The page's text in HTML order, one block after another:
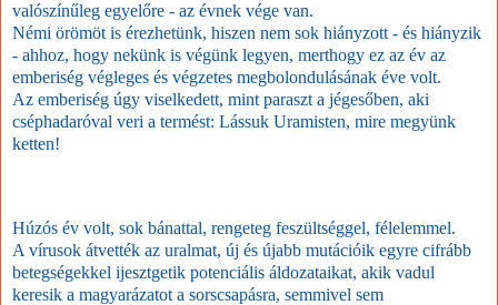
valószínűleg egyelőre - az évnek vége van.
Némi örömöt is érezhetünk, hiszen nem sok hiányzott - és hiányzik
- ahhoz, hogy nekünk is végünk legyen, merthogy ez az év az
emberiség végleges és végzetes megbolondulásának éve volt.
Az emberiség úgy viselkedett, mint paraszt a jégesőben, aki
cséphadaróval veri a termést: Lássuk Uramisten, mire megyünk
ketten!
Húzós év volt, sok bánattal, rengeteg feszültséggel, félelemmel.
A vírusok átvették az uralmat, új és újabb mutációik egyre cifrább
betegségekkel ijesztgetik potenciális áldozataikat, akik vadul
keresik a magyarázatot a sorscsapásra, semmivel sem